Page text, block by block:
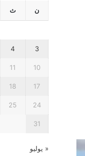
ن ث
3
4
10
11
17
18
24
25
31
« يوليو